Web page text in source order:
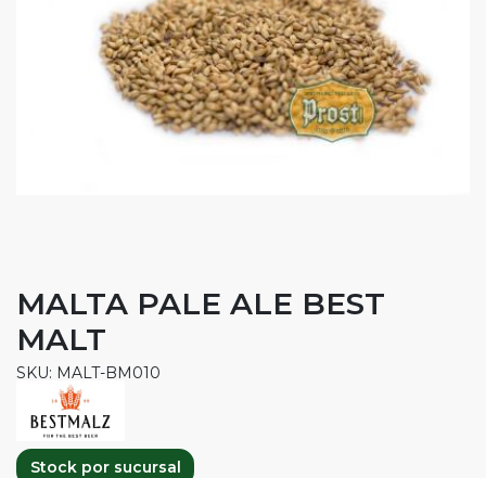
MALTA PALE ALE BEST
MALT
SKU: MALT-BM010
Stock por sucursal